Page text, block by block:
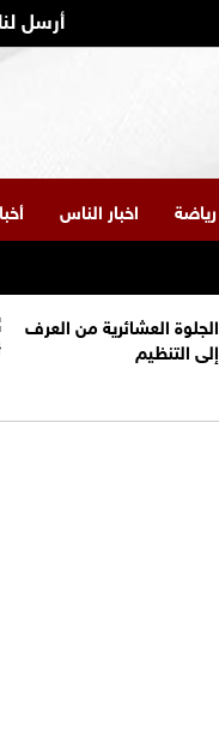
أرسل لنا
رياضة اخبار الناس
الجلوة العشائرية من العرف
إلى التنظيم